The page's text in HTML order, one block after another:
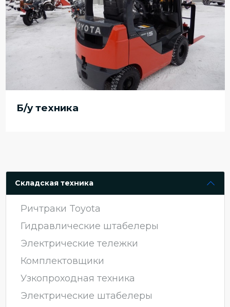
Б/у техника
Складская техника
Ричтраки Toyota
Гидравлические штабелеры
Электрические тележки
Комплектовщики
Узкопроходная техника
Электрические штабелеры